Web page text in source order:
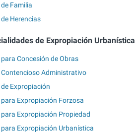
Familia
Herencias
de Expropiación Urbanística
Concesión de Obras
Administrativo
Expropiación
Expropiación Forzosa
Expropiación Propiedad
Expropiación Urbanística